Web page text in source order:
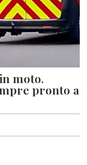
moto.
pronto a